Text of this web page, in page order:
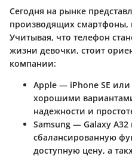
Сегодня на рынке
производящих смартфоны,
Учитывая, что телефон
жизни девочки, стоит
компании:
Apple — iPhone SE или
хорошими
надежности и
Samsung — Galaxy A32
сбалансированную
доступную цену, а